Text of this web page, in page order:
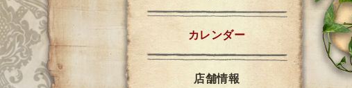
カレンダー
店舗情報